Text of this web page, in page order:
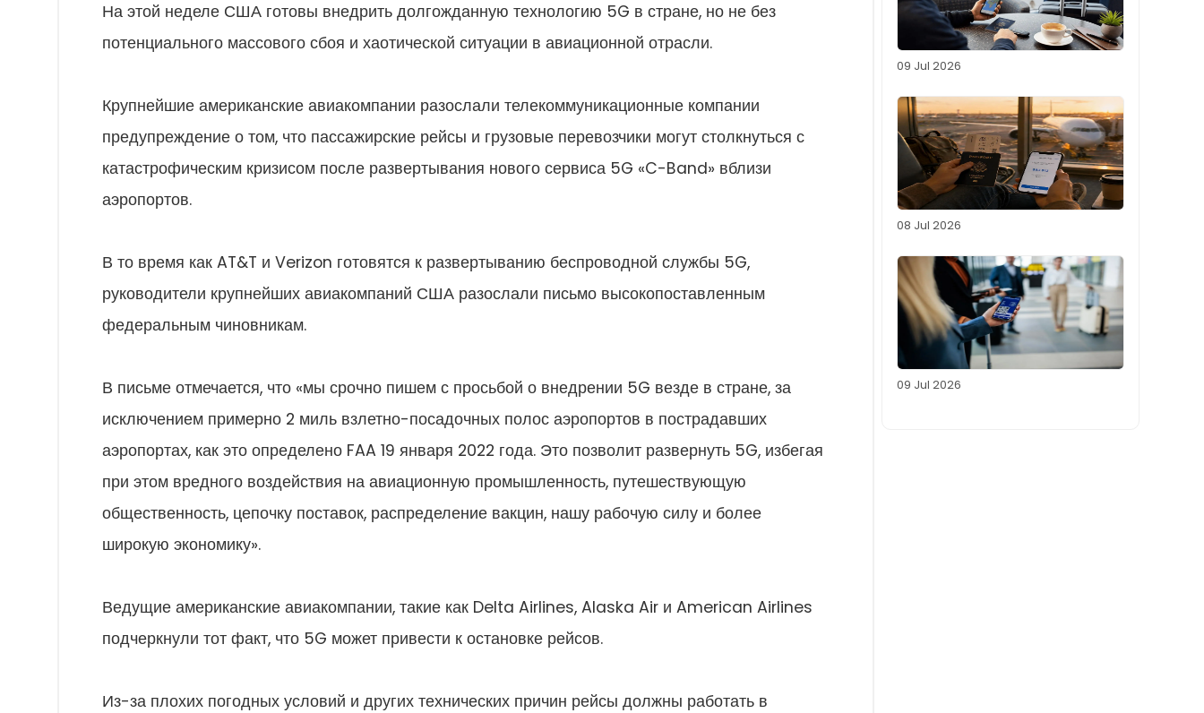
На этой неделе США готовы внедрить долгожданную технологию 5G в стране, но не без
потенциального массового сбоя и хаотической ситуации в авиационной отрасли.
Крупнейшие американские авиакомпании разослали телекоммуникационные компании
предупреждение о том, что пассажирские рейсы и грузовые перевозчики могут столкнуться с
катастрофическим кризисом после развертывания нового сервиса 5G «C-Band» вблизи
аэропортов.
В то время как AT&T и Verizon готовятся к развертыванию беспроводной службы 5G,
руководители крупнейших авиакомпаний США разослали письмо высокопоставленным
федеральным чиновникам.
В письме отмечается, что «мы срочно пишем с просьбой о внедрении 5G везде в стране, за
исключением примерно 2 миль взлетно-посадочных полос аэропортов в пострадавших
аэропортах, как это определено FAA 19 января 2022 года. Это позволит развернуть 5G, избегая
при этом вредного воздействия на авиационную промышленность, путешествующую
общественность, цепочку поставок, распределение вакцин, нашу рабочую силу и более
широкую экономику».
Ведущие американские авиакомпании, такие как Delta Airlines, Alaska Air и American Airlines
подчеркнули тот факт, что 5G может привести к остановке рейсов.
Из-за плохих погодных условий и других технических причин рейсы должны работать в
09 Jul 2026
08 Jul 2026
09 Jul 2026